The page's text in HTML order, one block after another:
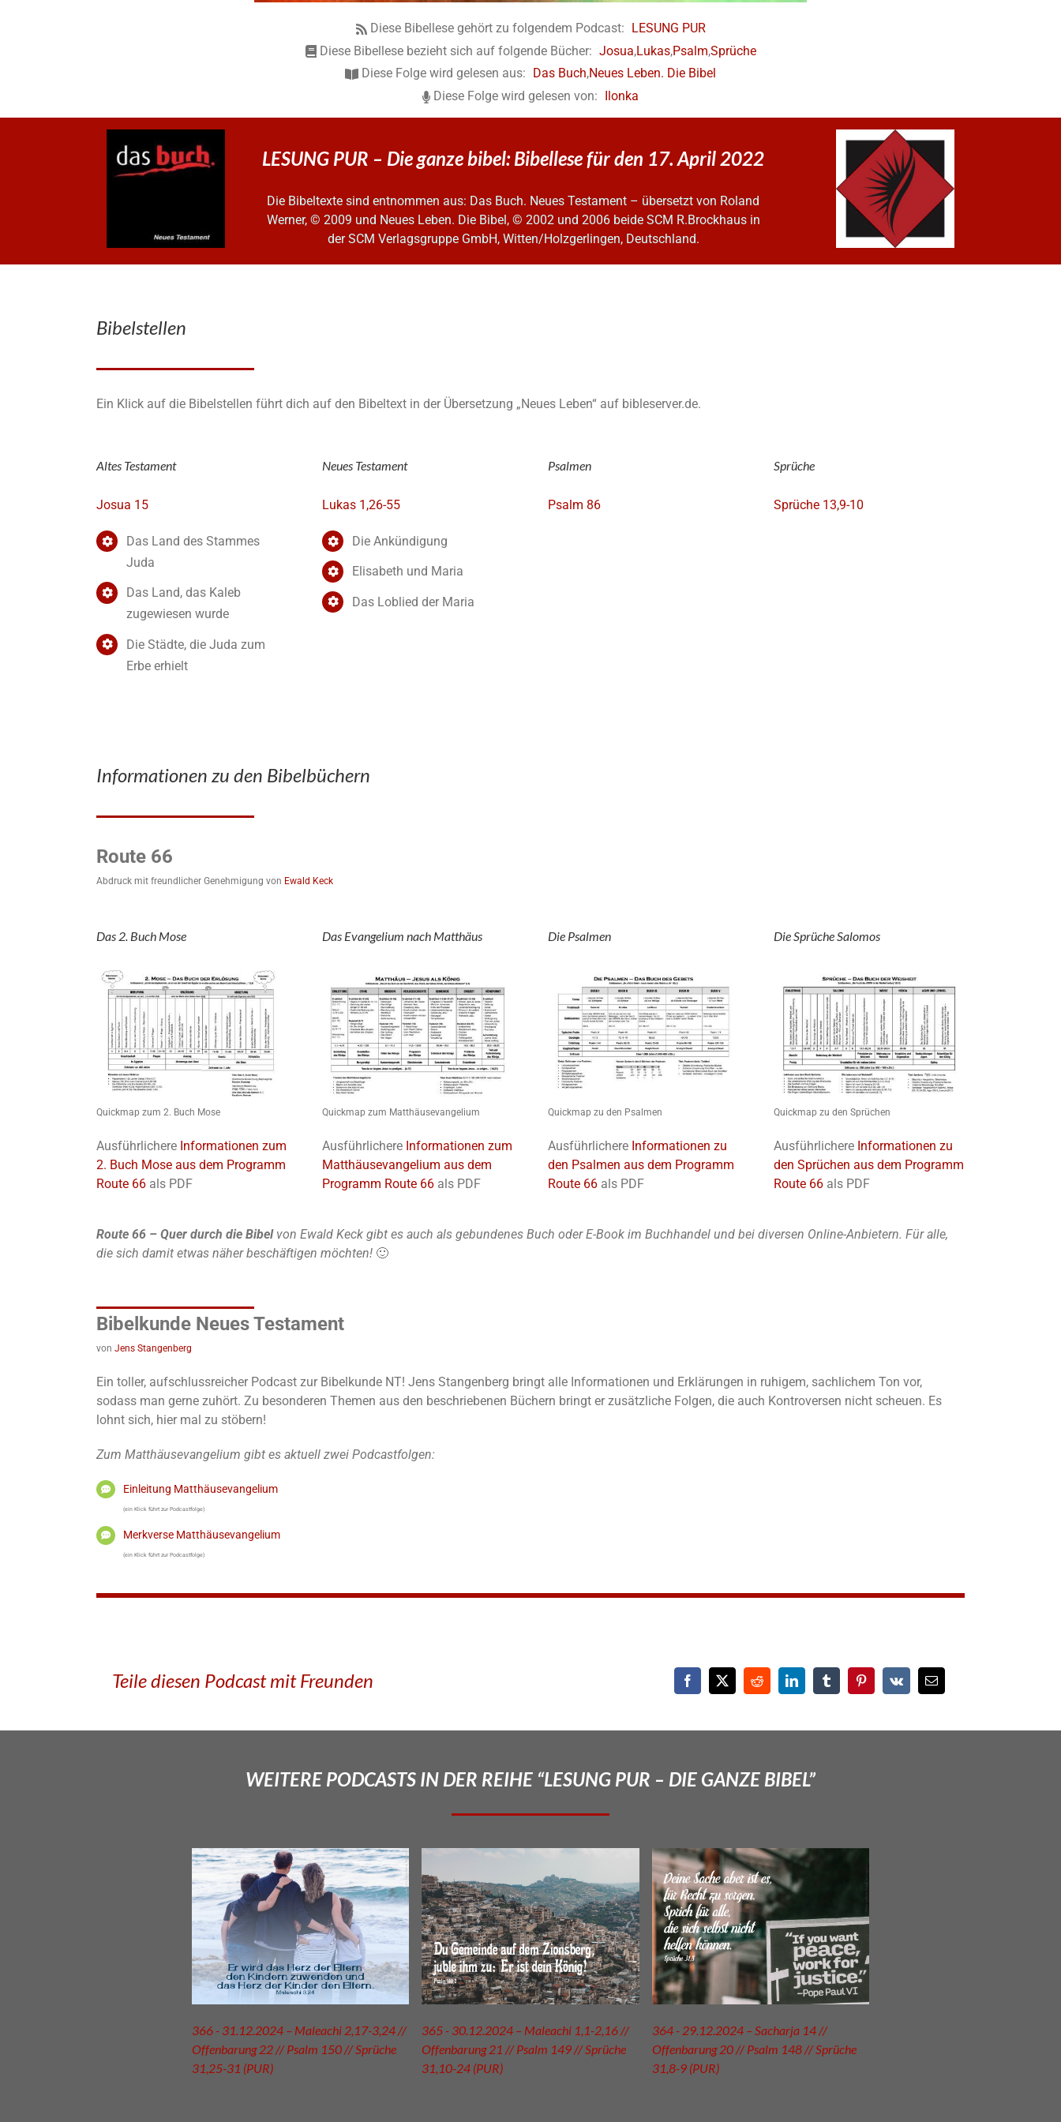
Diese Bibellese gehört zu folgendem Podcast: LESUNG PUR
Diese Bibellese bezieht sich auf folgende Bücher: Josua,Lukas,Psalm,Sprüche
Diese Folge wird gelesen aus:
Das Buch,Neues Leben. Die Bibel
Diese Folge wird gelesen von:
Ilonka
LESUNG PUR – Die ganze bibel: Bibellese für den 17. April 2022
Die Bibeltexte sind entnommen aus: Das Buch. Neues Testament – übersetzt von Roland
Werner, © 2009 und Neues Leben. Die Bibel, © 2002 und 2006 beide SCM R.Brockhaus in
der SCM Verlagsgruppe GmbH, Witten/Holzgerlingen, Deutschland.
Bibelstellen
Ein Klick auf die Bibelstellen führt dich auf den Bibeltext in der Übersetzung „Neues Leben“ auf bibleserver.de.
Altes Testament
Josua 15
Das Land des Stammes
Juda
Das Land, das Kaleb
zugewiesen wurde
Die Städte, die Juda zum
Erbe erhielt
Neues Testament
Lukas 1,26-55
Die Ankündigung
Elisabeth und Maria
Das Loblied der Maria
Psalmen
Psalm 86
Sprüche
Sprüche 13,9-10
Informationen zu den Bibelbüchern
Route 66
Abdruck mit freundlicher Genehmigung von Ewald Keck
Das 2. Buch Mose
Quickmap zum 2. Buch Mose
Ausführlichere Informationen zum
2. Buch Mose aus dem Programm
Route 66 als PDF
Das Evangelium nach Matthäus
Quickmap zum Matthäusevangelium
Ausführlichere Informationen zum
Matthäusevangelium aus dem
Programm Route 66 als PDF
Die Psalmen
Quickmap zu den Psalmen
Ausführlichere Informationen zu
den Psalmen aus dem Programm
Route 66 als PDF
Die Sprüche Salomos
Quickmap zu den Sprüchen
Ausführlichere Informationen zu
den Sprüchen aus dem Programm
Route 66 als PDF
Route 66 – Quer durch die Bibel von Ewald Keck gibt es auch als gebundenes Buch oder E-Book im Buchhandel und bei diversen Online-Anbietern. Für alle,
die sich damit etwas näher beschäftigen möchten! 🙂
Bibelkunde Neues Testament
von Jens Stangenberg
Ein toller, aufschlussreicher Podcast zur Bibelkunde NT! Jens Stangenberg bringt alle Informationen und Erklärungen in ruhigem, sachlichem Ton vor,
sodass man gerne zuhört. Zu besonderen Themen aus den beschriebenen Büchern bringt er zusätzliche Folgen, die auch Kontroversen nicht scheuen. Es
lohnt sich, hier mal zu stöbern!
Zum Matthäusevangelium gibt es aktuell zwei Podcastfolgen:
Einleitung Matthäusevangelium
(ein Klick führt zur Podcastfolge)
Merkverse Matthäusevangelium
(ein Klick führt zur Podcastfolge)
Teile diesen Podcast mit Freunden
WEITERE PODCASTS IN DER REIHE “LESUNG PUR – DIE GANZE BIBEL”
366 - 31.12.2024 – Maleachi 2,17-3,24 //
Offenbarung 22 // Psalm 150 // Sprüche
31,25-31 (PUR)
365 - 30.12.2024 – Maleachi 1,1-2,16 //
Offenbarung 21 // Psalm 149 // Sprüche
31,10-24 (PUR)
364 - 29.12.2024 – Sacharja 14 //
Offenbarung 20 // Psalm 148 // Sprüche
31,8-9 (PUR)